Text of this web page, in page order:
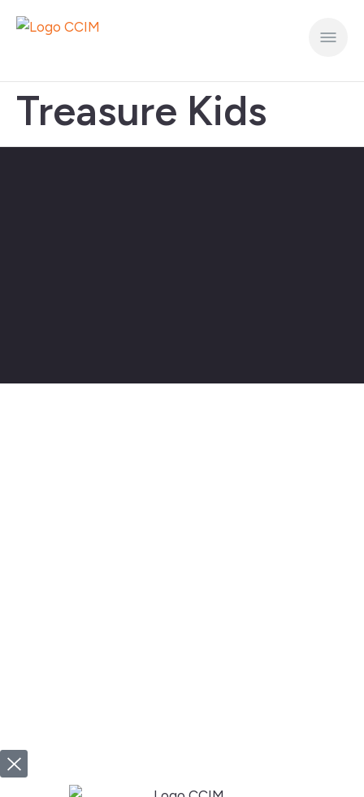
Treasure Kids